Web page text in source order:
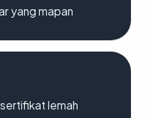
yang mapan
lemah